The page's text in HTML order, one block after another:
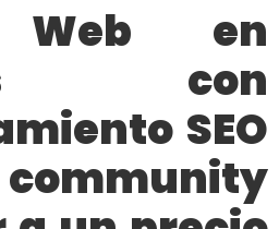
Web en
con
SEO